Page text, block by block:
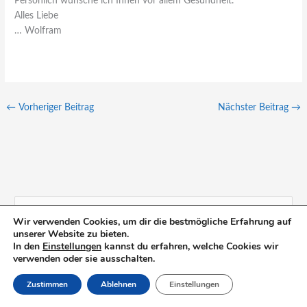
Alles Liebe
… Wolfram
← Vorheriger Beitrag Nächster Beitrag →
S
u
e
Wir verwenden Cookies, um dir die bestmögliche Erfahrung auf
unserer Website zu bieten.
In den Einstellungen kannst du erfahren, welche Cookies wir
verwenden oder sie ausschalten.
Zustimmen Ablehnen Einstellungen